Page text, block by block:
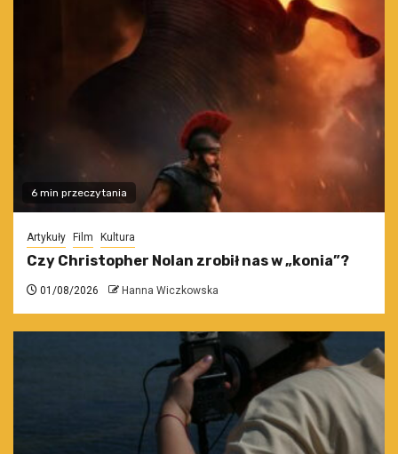
6 min przeczytania
Artykuły Film Kultura
Czy Christopher Nolan zrobił nas w „konia”?
01/08/2026 Hanna Wiczkowska